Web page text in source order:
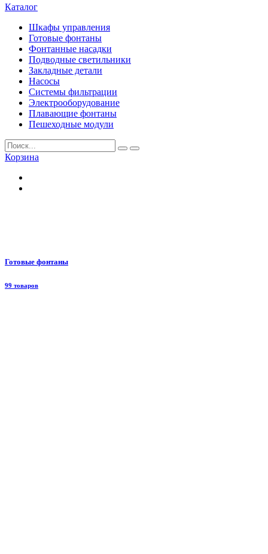
Каталог
Шкафы управления
Готовые фонтаны
Фонтанные насадки
Подводные светильники
Закладные детали
Насосы
Системы фильтрации
Электрооборудование
Плавающие фонтаны
Пешеходные модули
Корзина
Готовые фонтаны
99 товаров